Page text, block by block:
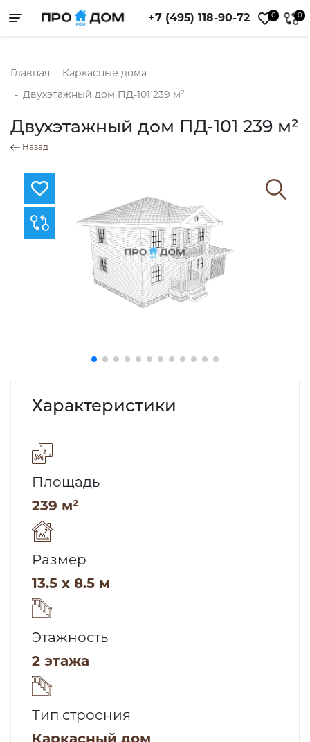
Toggle navigation +7 (495) 118-90-72 0 0
Главная - Каркасные дома
- Двухэтажный дом ПД-101 239 м²
Двухэтажный дом ПД-101 239 м²
Назад
Характеристики
Площадь
239 м²
Размер
13.5 x 8.5 м
Этажность
2 этажа
Тип строения
Каркасный дом